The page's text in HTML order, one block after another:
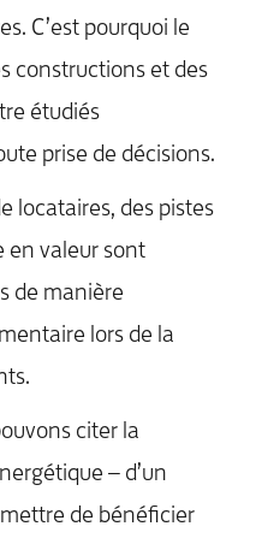
C’est pourquoi le
constructions et des
étudiés
prise de décisions.
locataires, des pistes
en valeur sont
de manière
lors de la
citer la
– d’un
de bénéficier